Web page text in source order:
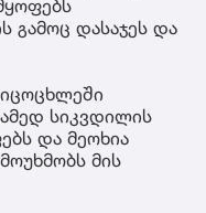
გამოც დასაჯეს და
სიკვდილის
და მეოხია
მის